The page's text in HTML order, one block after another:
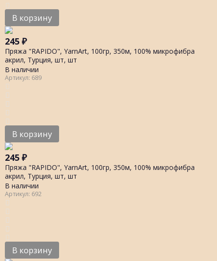
В корзину
245 ₽
Пряжа "RAPIDO", YarnArt, 100гр, 350м, 100% микрофибра
акрил, Турция, шт, шт
В наличии
Артикул: 689
В корзину
245 ₽
Пряжа "RAPIDO", YarnArt, 100гр, 350м, 100% микрофибра
акрил, Турция, шт, шт
В наличии
Артикул: 692
В корзину